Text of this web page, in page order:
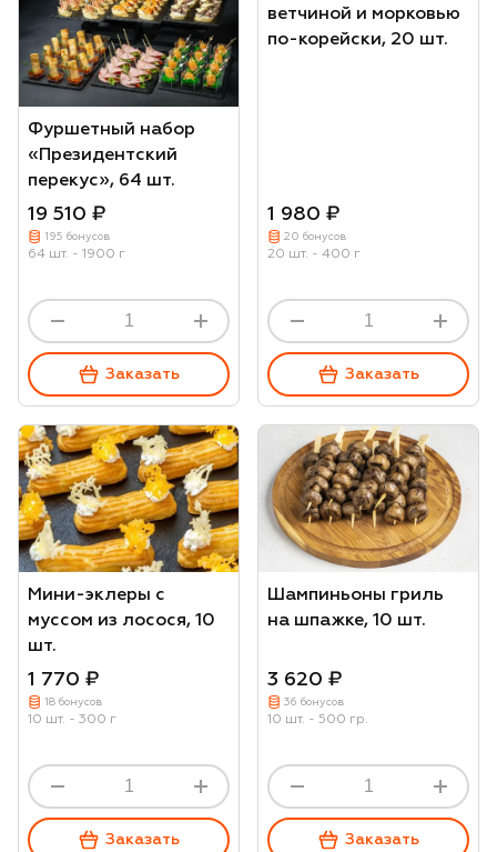
Фуршетный набор
«Президентский
перекус», 64 шт.
19 510 ₽
195 бонусов
64 шт. - 1900 г
Заказать
ветчиной и морковью
по-корейски, 20 шт.
1 980 ₽
20 бонусов
20 шт. - 400 г
Заказать
Мини-эклеры с
муссом из лосося, 10
шт.
1 770 ₽
18 бонусов
10 шт. - 300 г
Заказать
Шампиньоны гриль
на шпажке, 10 шт.
3 620 ₽
36 бонусов
10 шт. - 500 гр.
Заказать